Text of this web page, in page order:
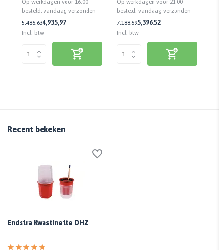
Op werkdagen voor 16:00
besteld, vandaag verzonden
5,486,634,935,97
Incl. btw
standaard
Op werkdagen voor 21:00
besteld, vandaag verzonden
7,188,695,396,52
Incl. btw
Recent bekeken
Endstra Kwastinette DHZ